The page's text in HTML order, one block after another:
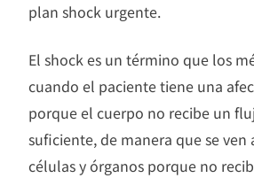
plan shock urgente.
El shock es un término que los
cuando el paciente tiene una
porque el cuerpo no recibe un
suficiente, de manera que se ven
células y órganos porque no